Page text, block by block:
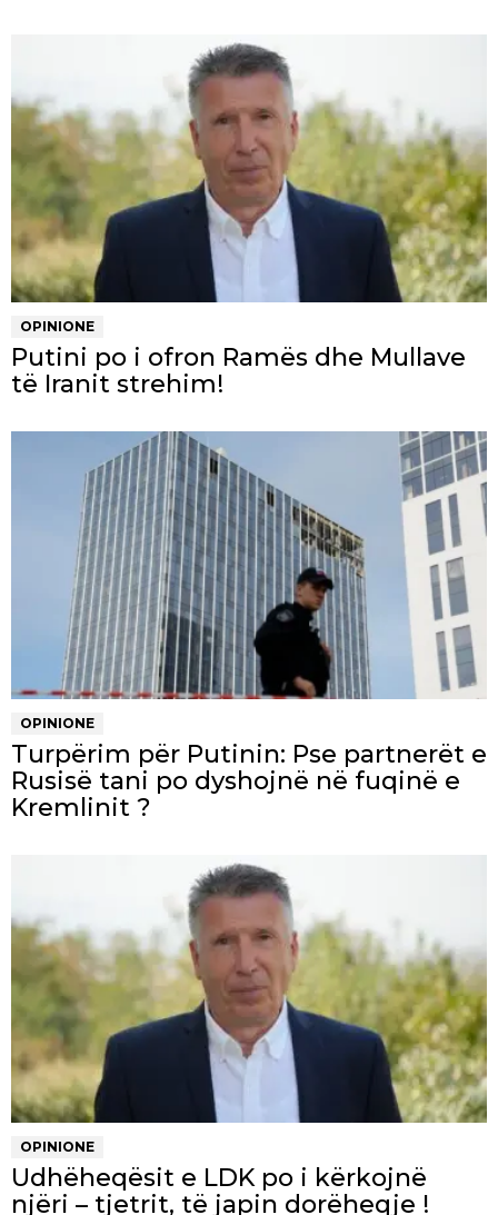
OPINIONE
Putini po i ofron Ramës dhe Mullave
të Iranit strehim!
OPINIONE
Turpërim për Putinin: Pse partnerët e
Rusisë tani po dyshojnë në fuqinë e
Kremlinit ?
OPINIONE
Udhëheqësit e LDK po i kërkojnë
njëri – tjetrit, të japin dorëheqje !